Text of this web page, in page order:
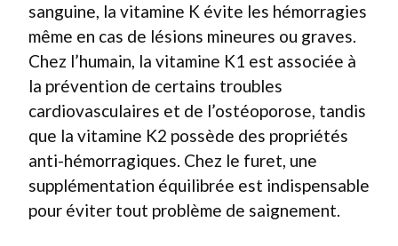
sanguine, la vitamine K évite les hémorragies
même en cas de lésions mineures ou graves.
Chez l’humain, la vitamine K1 est associée à
la prévention de certains troubles
cardiovasculaires et de l’ostéoporose, tandis
que la vitamine K2 possède des propriétés
anti-hémorragiques. Chez le furet, une
supplémentation équilibrée est indispensable
pour éviter tout problème de saignement.